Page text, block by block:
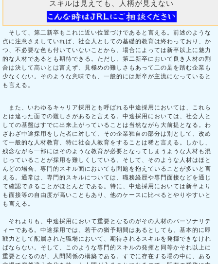
スキルは見えても、人柄が見えない
そして、第二新卒もこれに近い位置づけであると言える。前述のような
点に注意さえしていれば、社会人としての基礎的教育は終わっており、か
つ、不必要な色も付いていないことから、場合によっては新卒以上に魅力
的な人材であるとも期待できる。ただし、第二新卒において良き人材の割
合は決して高いとは言えず、見極めの難しさもあって二の足を踏む企業も
少なくない。そのような意味でも、一般的には新卒が主流になっていると
も言える。
また、いわゆるキャリア採用とも呼ばれる中途採用においては、これら
とは違った面での難しさがあると言える。中途採用においては、社会人と
しての基盤はすでに出来上がっていることは当然ながら大前提となる。わ
ざわざ中途採用をした者に対して、その企業独自の部分は別として、改め
て一般的な人材教育、特に社会人教育をすることは稀と言える。しかし、
残念ながら一部にはそのような教育が必要となってしまうような人材も混
じっていることが採用を難しくしている。そして、そのような人材はほと
んどの場合、専門的スキル面においても問題を抱えていることが多いと言
える。通常は、専門的スキルについては、職務経歴や専門面接などを通じ
て確認できることがほとんどである。特に、中途採用においては新卒より
も面接等の自由度が高いこともあり、他のケースに比べるとやりやすいと
も言える。
それよりも、中途採用において重要となるのがその人材のパーソナリテ
ィーである。中途採用では、若干の猶予期間はあるとしても、基本的に即
戦力として配属された職場において、期待されるスキルを発揮できなけれ
ばならない。そして、このような専門的スキルの発揮と同等かそれ以上に
重要となるのが、人間関係の構築である。すでに存在する場の中に、ある